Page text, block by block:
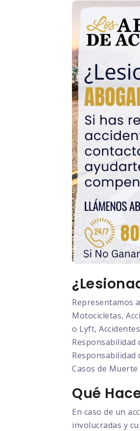
Representamos
Motocicletas,
o Lyft,
Responsabilidad
Responsabilidad
Casos de
Qué
En caso de un
involucradas y